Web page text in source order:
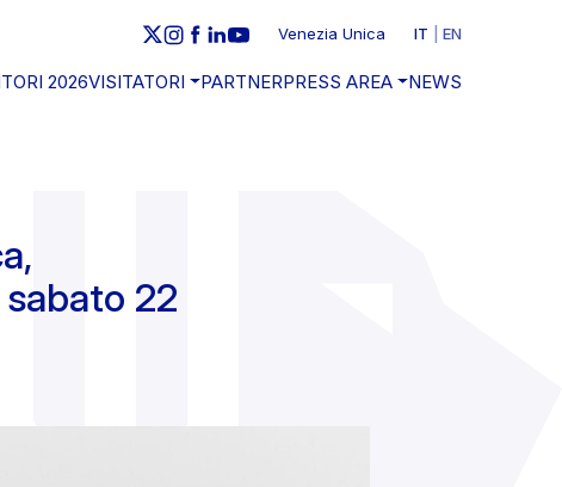
Venezia Unica IT EN
2026VISITATORI PARTNERPRESS AREA NEWS
22